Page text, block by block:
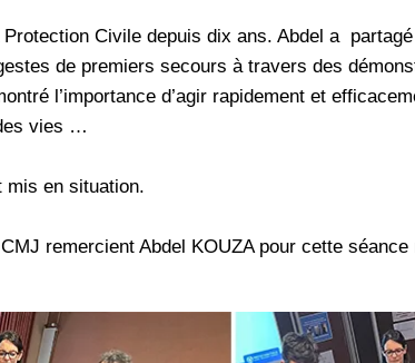
Civile depuis dix ans. Abdel a
de premiers secours à travers des
l’importance d’agir rapidement et
vies …
mis en situation.
remercient Abdel KOUZA pour cette séance